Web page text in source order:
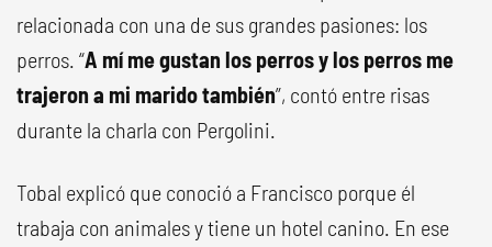
relacionada con una de sus grandes pasiones: los
perros. “A mí me gustan los perros y los perros me
trajeron a mi marido también”, contó entre risas
durante la charla con Pergolini.
Tobal explicó que conoció a Francisco porque él
trabaja con animales y tiene un hotel canino. En ese